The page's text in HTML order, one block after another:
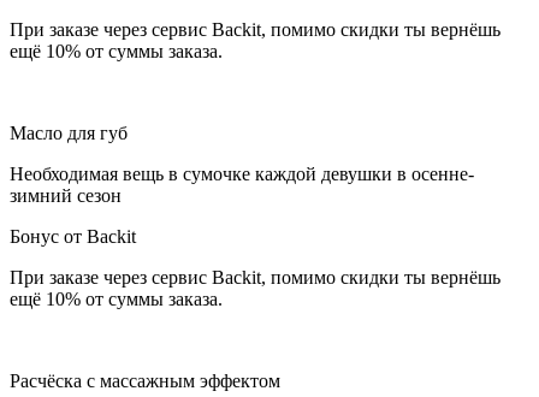
При заказе через сервис Backit, помимо скидки ты вернёшь
ещё 10% от суммы заказа.
Масло для губ
Необходимая вещь в сумочке каждой девушки в осенне-
зимний сезон
Бонус от Backit
При заказе через сервис Backit, помимо скидки ты вернёшь
ещё 10% от суммы заказа.
Расчёска с массажным эффектом